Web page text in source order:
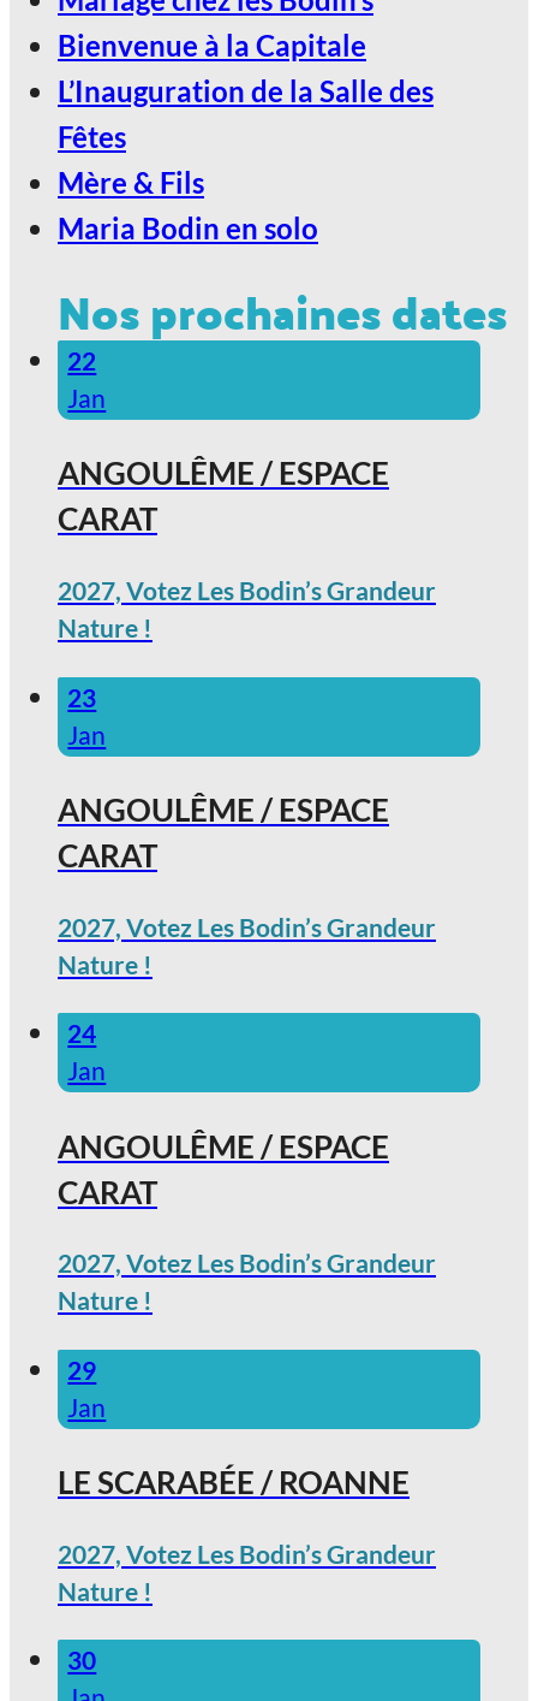
Bienvenue à la Capitale
L’Inauguration de la Salle des
Fêtes
Mère & Fils
Maria Bodin en solo
Nos prochaines dates
22
Jan
ANGOULÊME / ESPACE
CARAT
2027, Votez Les Bodin’s Grandeur
Nature !
23
Jan
ANGOULÊME / ESPACE
CARAT
2027, Votez Les Bodin’s Grandeur
Nature !
24
Jan
ANGOULÊME / ESPACE
CARAT
2027, Votez Les Bodin’s Grandeur
Nature !
29
Jan
LE SCARABÉE / ROANNE
2027, Votez Les Bodin’s Grandeur
Nature !
30